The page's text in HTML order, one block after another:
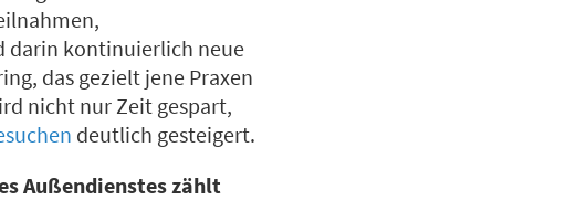
darin kontinuierlich neue
das gezielt jene Praxen
nicht nur Zeit gespart,
deutlich gesteigert.
Außendienstes zählt